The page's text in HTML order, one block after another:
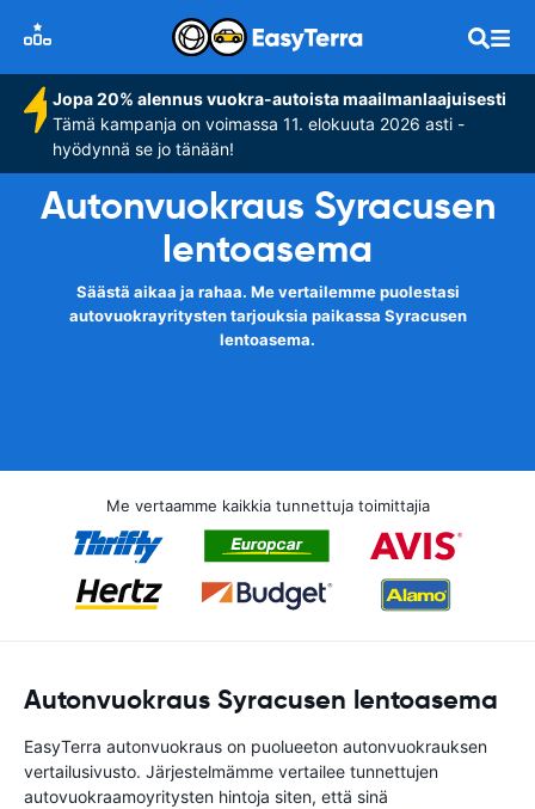
Jopa 20% alennus vuokra-autoista maailmanlaajuisesti
Tämä kampanja on voimassa 11. elokuuta 2026 asti -
hyödynnä se jo tänään!
Autonvuokraus Syracusen
lentoasema
Säästä aikaa ja rahaa. Me vertailemme puolestasi
autovuokrayritysten tarjouksia paikassa Syracusen
lentoasema.
Me vertaamme kaikkia tunnettuja toimittajia
Autonvuokraus Syracusen lentoasema
EasyTerra autonvuokraus on puolueeton autonvuokrauksen
vertailusivusto. Järjestelmämme vertailee tunnettujen
autovuokraamoyritysten hintoja siten, että sinä